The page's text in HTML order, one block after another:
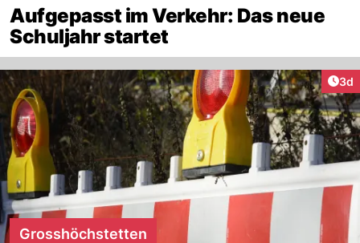
Aufgepasst im Verkehr: Das neue
Schuljahr startet
3d
Grosshöchstetten